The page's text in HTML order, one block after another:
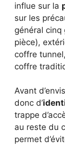
influe sur la
sur les
général
pièce),
coffre
coffre
Avant
donc d’
trappe
au reste du
permet